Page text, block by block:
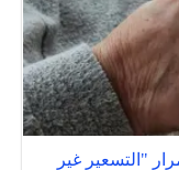
"التسعير غير